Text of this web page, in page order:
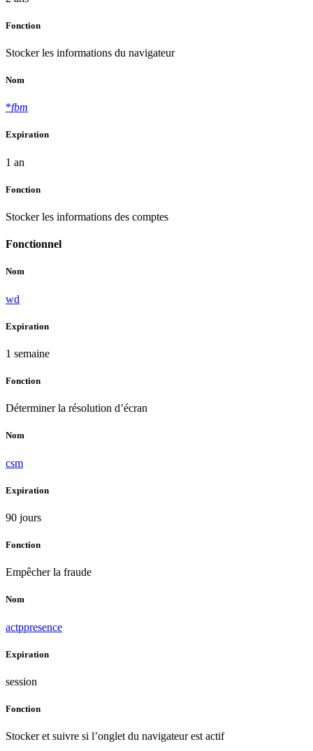
Fonction
Stocker les informations du navigateur
Nom
*fbm
Expiration
1 an
Fonction
Stocker les informations des comptes
Fonctionnel
Nom
wd
Expiration
1 semaine
Fonction
Déterminer la résolution d’écran
Nom
csm
Expiration
90 jours
Fonction
Empêcher la fraude
Nom
actppresence
Expiration
session
Fonction
Stocker et suivre si l’onglet du navigateur est actif